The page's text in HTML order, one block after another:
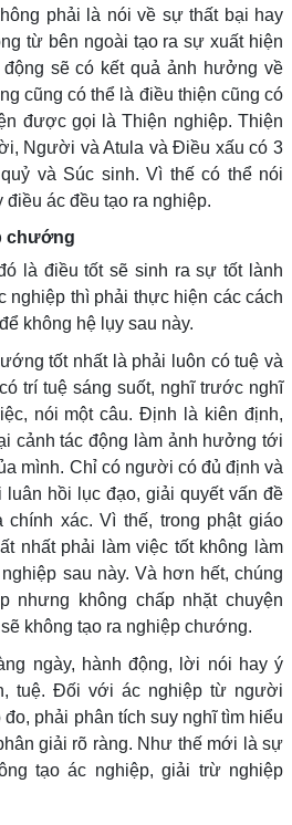
phải là nói về sự thất bại hay
từ bên ngoài tạo ra sự xuất hiện
sẽ có kết quả ảnh hưởng về
cũng có thể là điều thiện cũng có
được gọi là Thiện nghiệp. Thiện
Người và Atula và Điều xấu có 3
và Súc sinh. Vì thế có thể nói
điều ác đều tạo ra nghiệp.
chướng
là điều tốt sẽ sinh ra sự tốt lành
nghiệp thì phải thực hiện các cách
không hệ lụy sau này.
tốt nhất là phải luôn có tuệ và
trí tuệ sáng suốt, nghĩ trước nghĩ
nói một câu. Định là kiên định,
cảnh tác động làm ảnh hưởng tới
mình. Chỉ có người có đủ định và
hồi lục đạo, giải quyết vấn đề
chính xác. Vì thế, trong phật giáo
nhất phải làm việc tốt không làm
sau này. Và hơn hết, chúng
nhưng không chấp nhặt chuyện
không tạo ra nghiệp chướng.
ngày, hành động, lời nói hay ý
tuệ. Đối với ác nghiệp từ người
phải phân tích suy nghĩ tìm hiểu
giải rõ ràng. Như thế mới là sự
tạo ác nghiệp, giải trừ nghiệp